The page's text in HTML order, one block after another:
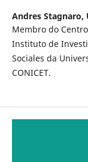
Andres Stagnaro,
Membro do
Instituto de
Sociales da
CONICET.